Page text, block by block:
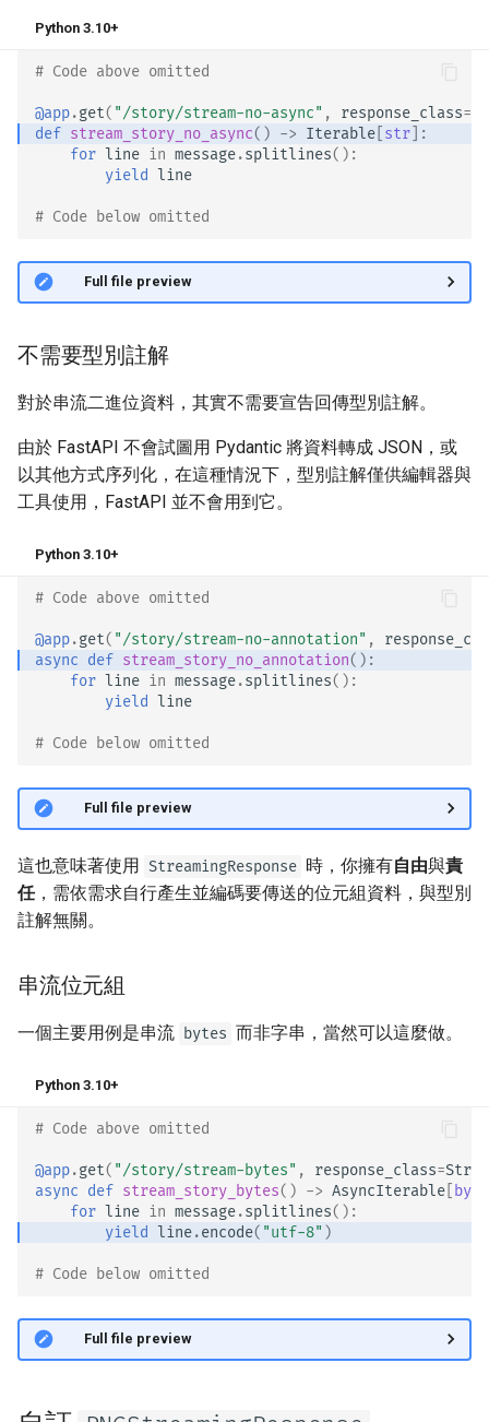
背景任務
中繼資料與文件 URL
前端
偵錯
Python 3.10+
# Code above omitted 👆
@app.get( "/story/stream-no-async" , response_class=
def stream_story_no_async() -> Iterable str ]:
for line in message.splitlines():
yield line
# Code below omitted 👇
👀 Full file preview
不需要型別註解
對於串流二進位資料，其實不需要宣告回傳型別註解。
由於 FastAPI 不會試圖用 Pydantic 將資料轉成 JSON，或
以其他方式序列化，在這種情況下，型別註解僅供編輯器與
工具使用，FastAPI 並不會用到它。
Python 3.10+
# Code above omitted 👆
@app.get( "/story/stream-no-annotation" ,
async def stream_story_no_annotation():
for line in message.splitlines():
yield line
# Code below omitted 👇
👀 Full file preview
這也意味著使用 StreamingResponse 時，你擁有自由與責
任，需依需求自行產生並編碼要傳送的位元組資料，與型別
註解無關。 🤓
串流位元組
一個主要用例是串流 bytes 而非字串，當然可以這麼做。
Python 3.10+
# Code above omitted 👆
@app.get( "/story/stream-bytes" , response_class=
async def stream_story_bytes() -> AsyncIterable
for line in message.splitlines():
yield line.encode( "utf-8" )
# Code below omitted 👇
👀 Full file preview